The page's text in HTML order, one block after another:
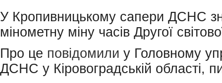
У Кропивницькому сапери ДСНС
мінометну міну часів Другої
Про це повідомили у Головному
ДСНС у Кіровоградській області,